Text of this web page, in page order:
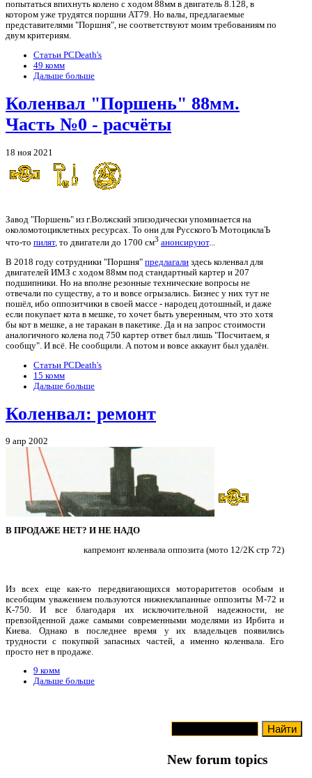
попытаться впихнуть колено с ходом 88мм в двигатель 8.128, в
котором уже трудятся поршни АТ79. Но валы, предлагаемые
представителями "Поршня", не соответствуют моим требованиям по
двум критериям.
Статьи PCDeath's
49 комм
Дальше больше
Коленвал "Поршень" 88мм.
Часть №0 - расчёты
18 ноя 2021
Завод "Поршень" из г.Волжский эпизодически упоминается на
околомотоциклетных ресурсах. То они для РусскогоЪ МотоциклаЪ
что-то пилят, то двигатели до 1700 см3 анонсируют...
В 2018 году сотрудники "Поршня" предлагали здесь коленвал для
двигателей ИМЗ с ходом 88мм под стандартный картер и 207
подшипники. Но на вполне резонные технические вопросы не
отвечали по существу, а то и вовсе огрызались. Бизнес у них тут не
пошёл, ибо оппозитчики в своей массе - народец дотошный, и даже
если покупает кота в мешке, то хочет быть уверенным, что это хотя
бы кот в мешке, а не таракан в пакетике. Да и на запрос стоимости
аналогичного колена под 750 картер ответ был лишь "Посчитаем, я
сообщу". И всё. Не сообщили. А потом и вовсе аккаунт был удалён.
Статьи PCDeath's
15 комм
Дальше больше
Коленвал: ремонт
9 апр 2002
В ПРОДАЖЕ НЕТ? И НЕ НАДО
капремонт коленвала оппозита (мото 12/2K стр 72)
Из всех еще как-то передвигающихся мотораритетов особым и
всеобщим уважением пользуются нижнеклапанные оппозиты М-72 и
К-750. И все благодаря их исключительной надежности, не
превзойденной даже самыми современными моделями из Ирбита и
Киева. Однако в последнее время у их владельцев появились
трудности с покупкой запасных частей, а именно коленвала. Его
просто нет в продаже.
9 комм
Дальше больше
New forum topics